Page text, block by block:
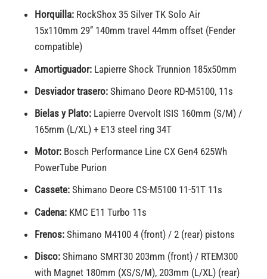
Horquilla: RockShox 35 Silver TK Solo Air
15x110mm 29’’ 140mm travel 44mm offset (Fender
compatible)
Amortiguador: Lapierre Shock Trunnion 185x50mm
Desviadortrasero: Shimano Deore RD-M5100, 11s
Bielas y Plato: Lapierre Overvolt ISIS 160mm (S/M) /
165mm (L/XL) + E13 steel ring 34T
Motor: Bosch Performance Line CX Gen4 625Wh
PowerTube Purion
Cassete: Shimano Deore CS-M5100 11-51T 11s
Cadena: KMC E11 Turbo 11s
Frenos: Shimano M4100 4 (front) / 2 (rear) pistons
Disco: Shimano SMRT30 203mm (front) / RTEM300
with Magnet 180mm (XS/S/M), 203mm (L/XL) (rear)